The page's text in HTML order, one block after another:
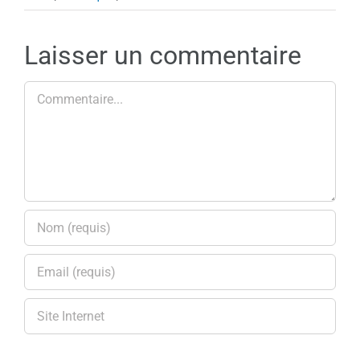
Laisser un commentaire
Commentaire